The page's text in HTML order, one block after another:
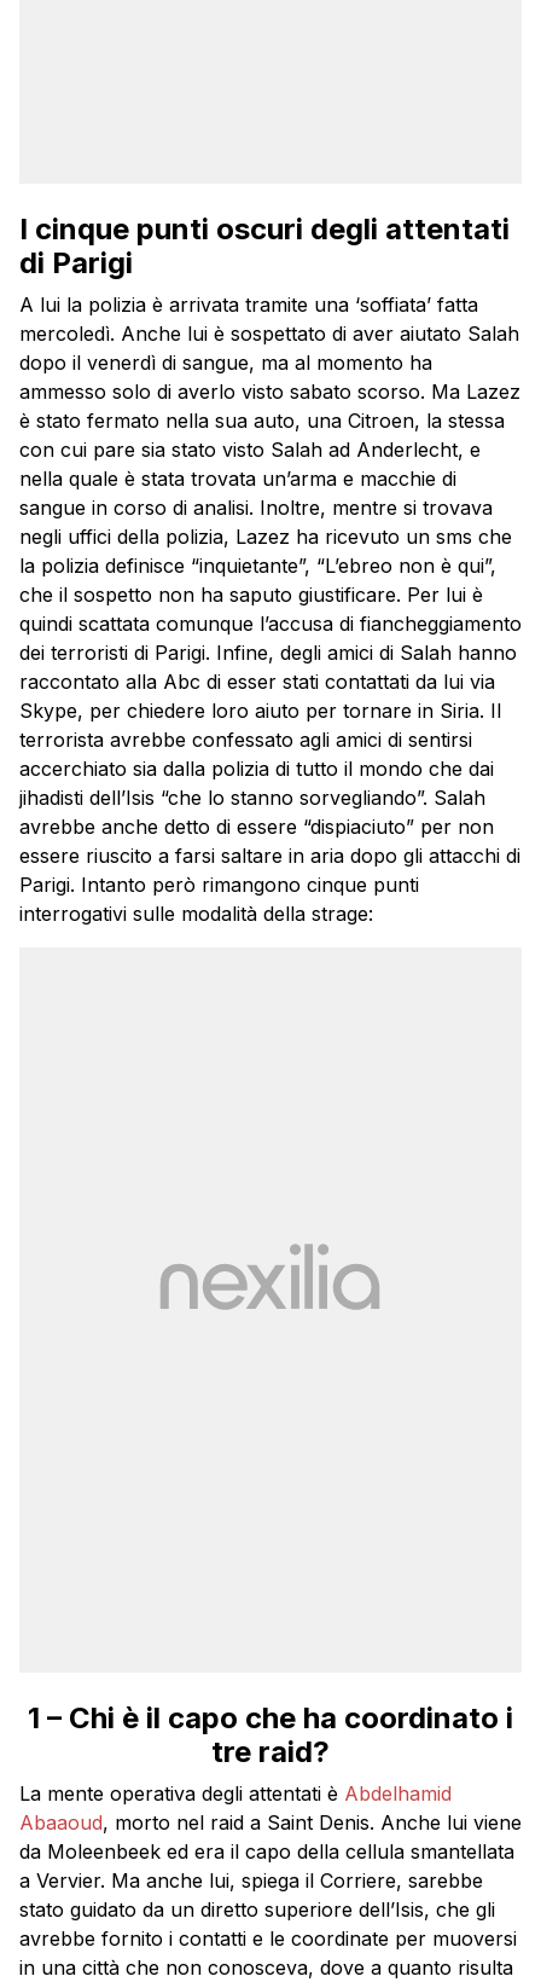
I cinque punti oscuri degli attentati
di Parigi
A lui la polizia è arrivata tramite una ‘soffiata’ fatta
mercoledì. Anche lui è sospettato di aver aiutato Salah
dopo il venerdì di sangue, ma al momento ha
ammesso solo di averlo visto sabato scorso. Ma Lazez
è stato fermato nella sua auto, una Citroen, la stessa
con cui pare sia stato visto Salah ad Anderlecht, e
nella quale è stata trovata un’arma e macchie di
sangue in corso di analisi. Inoltre, mentre si trovava
negli uffici della polizia, Lazez ha ricevuto un sms che
la polizia definisce “inquietante”, “L’ebreo non è qui”,
che il sospetto non ha saputo giustificare. Per lui è
quindi scattata comunque l’accusa di fiancheggiamento
dei terroristi di Parigi. Infine, degli amici di Salah hanno
raccontato alla Abc di esser stati contattati da lui via
Skype, per chiedere loro aiuto per tornare in Siria. Il
terrorista avrebbe confessato agli amici di sentirsi
accerchiato sia dalla polizia di tutto il mondo che dai
jihadisti dell’Isis “che lo stanno sorvegliando”. Salah
avrebbe anche detto di essere “dispiaciuto” per non
essere riuscito a farsi saltare in aria dopo gli attacchi di
Parigi. Intanto però rimangono cinque punti
interrogativi sulle modalità della strage:
1 – Chi è il capo che ha coordinato i
tre raid?
La mente operativa degli attentati è Abdelhamid
Abaaoud, morto nel raid a Saint Denis. Anche lui viene
da Moleenbeek ed era il capo della cellula smantellata
a Vervier. Ma anche lui, spiega il Corriere, sarebbe
stato guidato da un diretto superiore dell’Isis, che gli
avrebbe fornito i contatti e le coordinate per muoversi
in una città che non conosceva, dove a quanto risulta